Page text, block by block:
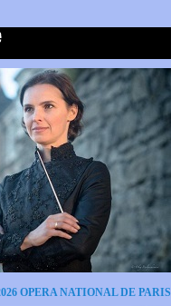
OPERA NATIONAL DE PARIS